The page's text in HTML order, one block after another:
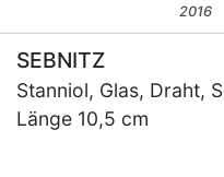
2016
SEBNITZ
Stanniol, Glas, Draht,
Länge 10,5 cm